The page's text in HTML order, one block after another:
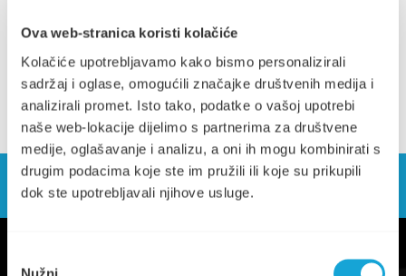
Ova web-stranica koristi kolačiće
Kolačiće upotrebljavamo kako bismo personalizirali
sadržaj i oglase, omogućili značajke društvenih medija i
analizirali promet. Isto tako, podatke o vašoj upotrebi
naše web-lokacije dijelimo s partnerima za društvene
medije, oglašavanje i analizu, a oni ih mogu kombinirati s
drugim podacima koje ste im pružili ili koje su prikupili
dok ste upotrebljavali njihove usluge.
Nužni
Obavijest malo selo (211.21 KB)